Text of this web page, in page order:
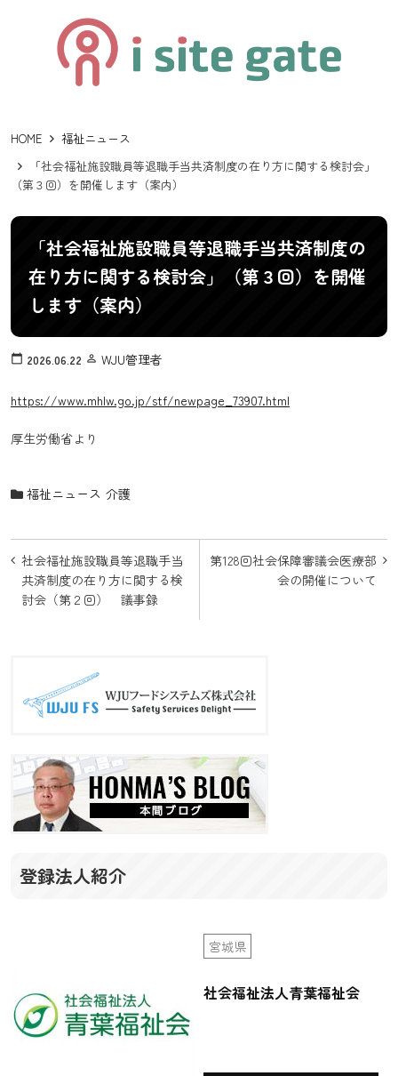
HOME
福祉ニュース
「社会福祉施設職員等退職手当共済制度の在り方に関する検討会」
（第３回）を開催します（案内）
「社会福祉施設職員等退職手当共済制度の
在り方に関する検討会」（第３回）を開催
します（案内）
calendar_today 2026.06.22 person_outline WJU管理者
https://www.mhlw.go.jp/stf/newpage_73907.html
厚生労働省より
福祉ニュース 介護
投
稿
ナ
ー
ョ
ン
第128回社会保障審議会医療部
会の開催について
社会福祉施設職員等退職手当
共済制度の在り方に関する検
討会（第２回） 議事録
登録法人紹介
宮城県
社会福祉法人青葉福祉会